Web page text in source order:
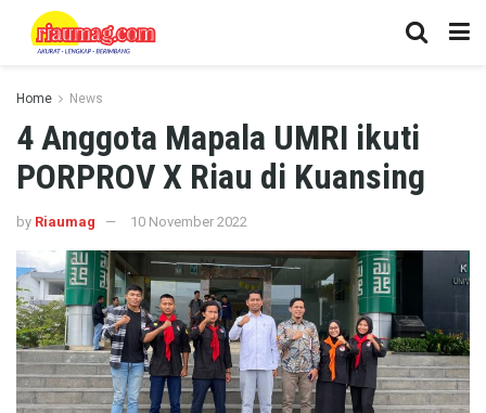
Home News
4 Anggota Mapala UMRI ikuti
PORPROV X Riau di Kuansing
by Riaumag 10 November 2022